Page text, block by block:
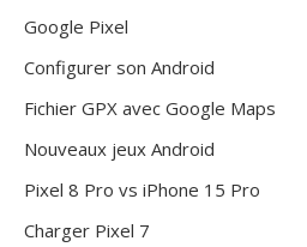
Google Pixel
Configurer son Android
Fichier GPX avec Google Maps
Nouveaux jeux Android
Pixel 8 Pro vs iPhone 15 Pro
Charger Pixel 7